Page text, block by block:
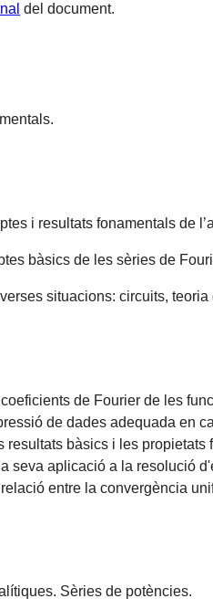
del document.
i resultats fonamentals de
bàsics de les sèries de
situacions: circuits,
de Fourier de les
de dades adequada en
resultats bàsics i les
seva aplicació a la resolució
entre la convergència
Sèries de potències.